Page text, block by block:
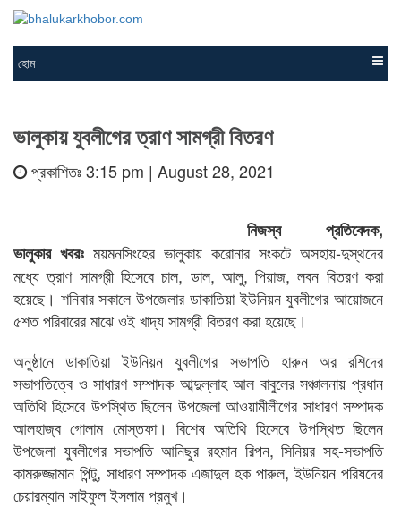
হোম
ভালুকায় যুবলীগের ত্রাণ সামগ্রী বিতরণ
প্রকাশিতঃ 3:15 pm | August 28, 2021
নিজস্ব প্রতিবেদক,
ভালুকার খবরঃ ময়মনসিংহের ভালুকায় করোনার সংকটে অসহায়-দুস্থদের
মধ্যে ত্রাণ সামগ্রী হিসেবে চাল, ডাল, আলু, পিয়াজ, লবন বিতরণ করা
হয়েছে। শনিবার সকালে উপজেলার ডাকাতিয়া ইউনিয়ন যুবলীগের আয়োজনে
৫শত পরিবারের মাঝে ওই খাদ্য সামগ্রী বিতরণ করা হয়েছে।
অনুষ্ঠানে ডাকাতিয়া ইউনিয়ন যুবলীগের সভাপতি হারুন অর রশিদের
সভাপতিত্বে ও সাধারণ সম্পাদক আব্দুল্লাহ আল বাবুলের সঞ্চালনায় প্রধান
অতিথি হিসেবে উপস্থিত ছিলেন উপজেলা আওয়ামীলীগের সাধারণ সম্পাদক
আলহাজ্ব গোলাম মোস্তফা। বিশেষ অতিথি হিসেবে উপস্থিত ছিলেন
উপজেলা যুবলীগের সভাপতি আনিছুর রহমান রিপন, সিনিয়র সহ-সভাপতি
কামরুজ্জামান পিন্টু, সাধারণ সম্পাদক এজাদুল হক পারুল, ইউনিয়ন পরিষদের
চেয়ারম্যান সাইফুল ইসলাম প্রমুখ।